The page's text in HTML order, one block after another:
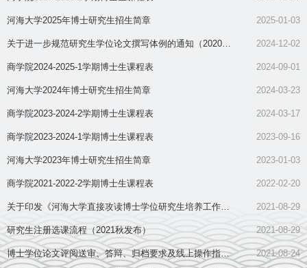
河海大学2025年博士研究生招生简章 2025-01-03
关于进一步规范研究生学位论文撰写体例的通知（2020
年）
2024-12-02
商学院2024-2025-1学期博士生课程表 2024-09-01
河海大学2024年博士研究生招生简章 2024-03-23
商学院2023-2024-2学期博士生课程表 2024-03-17
商学院2023-2024-1学期博士生课程表 2023-09-16
河海大学2023年博士研究生招生简章 2023-01-03
商学院2021-2022-2学期博士生课程表 2022-02-20
关于印发《河海大学直接攻读博士学位研究生培养工作规
定》的通知（2021年发布）
2021-08-29
研究生注册选课流程（2021秋发布） 2021-08-29
博士学位论文评阅送审、答辩、归档要求及线上操作指南 2021-08-24